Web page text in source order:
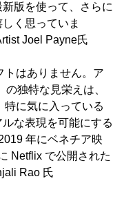
版を使って、さらに
く思っていま
Joel Payne氏
トはありません。ア
独特な見栄えは、
特に気に入っている
な表現を可能にする
年にベネチア映
Netflix で公開された
Rao 氏